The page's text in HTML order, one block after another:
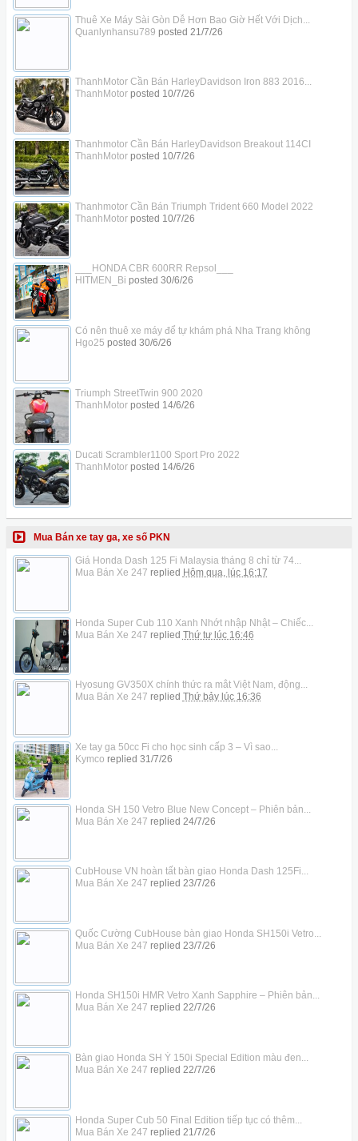
Thuê Xe Máy Sài Gòn Dễ Hơn Bao Giờ Hết Với Dịch...
Quanlynhansu789 posted 21/7/26
ThanhMotor Cần Bán HarleyDavidson Iron 883 2016...
ThanhMotorposted 10/7/26
Thanhmotor Cần Bán HarleyDavidson Breakout 114CI
ThanhMotorposted 10/7/26
Thanhmotor Cần Bán Triumph Trident 660 Model 2022
ThanhMotorposted 10/7/26
___HONDA CBR 600RR Repsol___
HITMEN_Bi posted 30/6/26
Có nên thuê xe máy để tự khám phá Nha Trang không
Hgo25 posted 30/6/26
Triumph StreetTwin 900 2020
ThanhMotorposted 14/6/26
Ducati Scrambler1100 Sport Pro 2022
ThanhMotorposted 14/6/26
Mua Bán xe tay ga, xe số PKN
Giá Honda Dash 125 Fi Malaysia tháng 8 chỉ từ 74...
Mua Bán Xe 247 replied Hôm qua, lúc 16:17
Honda Super Cub 110 Xanh Nhớt nhập Nhật – Chiếc...
Mua Bán Xe 247 replied Thứ tư lúc 16:46
Hyosung GV350X chính thức ra mắt Việt Nam, động...
Mua Bán Xe 247 replied Thứ bảy lúc 16:36
Xe tay ga 50cc Fi cho học sinh cấp 3 – Vì sao...
Kymco replied 31/7/26
Honda SH 150 Vetro Blue New Concept – Phiên bản...
Mua Bán Xe 247 replied 24/7/26
CubHouse VN hoàn tất bàn giao Honda Dash 125Fi...
Mua Bán Xe 247 replied 23/7/26
Quốc Cường CubHouse bàn giao Honda SH150i Vetro...
Mua Bán Xe 247 replied 23/7/26
Honda SH150i HMR Vetro Xanh Sapphire – Phiên bản...
Mua Bán Xe 247 replied 22/7/26
Bàn giao Honda SH Ý 150i Special Edition màu đen...
Mua Bán Xe 247 replied 22/7/26
Honda Super Cub 50 Final Edition tiếp tục có thêm...
Mua Bán Xe 247 replied 21/7/26